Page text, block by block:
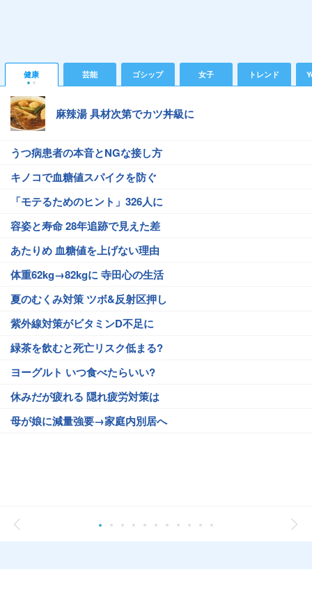
健康 芸能 ゴシップ 女子 トレンド
麻辣湯 具材次第でカツ丼級に
うつ病患者の本音とNGな接し方
キノコで血糖値スパイクを防ぐ
「モテるためのヒント」326人に
容姿と寿命 28年追跡で見えた差
あたりめ 血糖値を上げない理由
体重62kg→82kgに 寺田心の生活
夏のむくみ対策 ツボ&反射区押し
紫外線対策がビタミンD不足に
緑茶を飲むと死亡リスク低まる?
ヨーグルト いつ食べたらいい?
休みだが疲れる 隠れ疲労対策は
母が娘に減量強要→家庭内別居へ